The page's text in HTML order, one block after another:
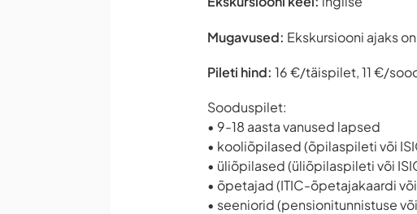
Mugavused: Ekskursiooni ajaks
Pileti hind: 16 €/täispilet, 11 €/
Sooduspilet:
• 9-18 aasta vanused lapsed
• kooliõpilased (õpilaspileti või
• üliõpilased (üliõpilaspileti või
• õpetajad (ITIC-õpetajakaardi
• seeniorid (pensionitunnistuse